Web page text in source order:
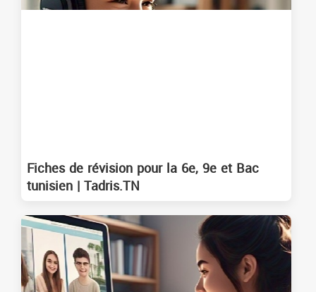
Fiches de révision pour la 6e, 9e et Bac
tunisien | Tadris.TN